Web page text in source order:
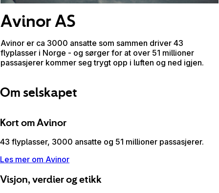
Avinor AS
Avinor er ca 3000 ansatte som sammen driver 43
flyplasser i Norge - og sørger for at over 51 millioner
passasjerer kommer seg trygt opp i luften og ned igjen.
Om selskapet
Kort om Avinor
43 flyplasser, 3000 ansatte og 51 millioner passasjerer.
Les mer om Avinor
Visjon, verdier og etikk